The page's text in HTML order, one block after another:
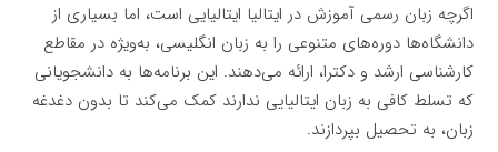
اگرچه زبان رسمی آموزش در ایتالیا ایتالیایی است، اما بسیاری از
دانشگاه‌ها دوره‌های متنوعی را به زبان انگلیسی، به‌ویژه در مقاطع
کارشناسی ارشد و دکترا، ارائه می‌دهند. این برنامه‌ها به دانشجویانی
که تسلط کافی به زبان ایتالیایی ندارند کمک می‌کند تا بدون دغدغه
زبان، به تحصیل بپردازند.